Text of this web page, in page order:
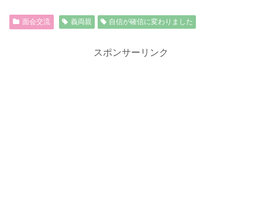
面会交流 義両親 自信が確信に変わりました
スポンサーリンク